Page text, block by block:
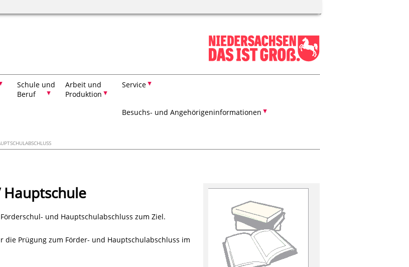
Schule und
Beruf
Arbeit und
Produktion
Service
Besuchs- und Angehörigeninformationen
Hauptschule
und Hauptschulabschluss zum Ziel.
Prügung zum Förder- und Hauptschulabschluss im